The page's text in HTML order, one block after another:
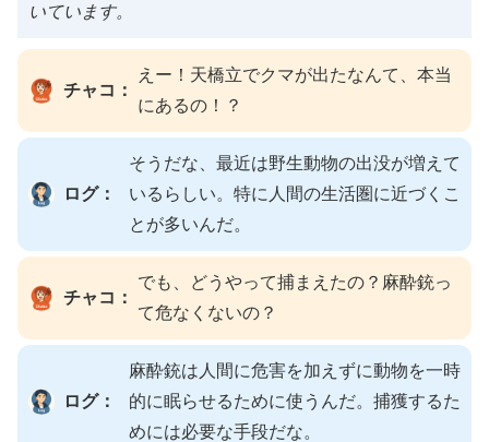
いています。
チャコ：
えー！天橋立でクマが出たなんて、本当
にあるの！？
ログ：
そうだな、最近は野生動物の出没が増えて
いるらしい。特に人間の生活圏に近づくこ
とが多いんだ。
チャコ：
でも、どうやって捕まえたの？麻酔銃っ
て危なくないの？
ログ：
麻酔銃は人間に危害を加えずに動物を一時
的に眠らせるために使うんだ。捕獲するた
めには必要な手段だな。